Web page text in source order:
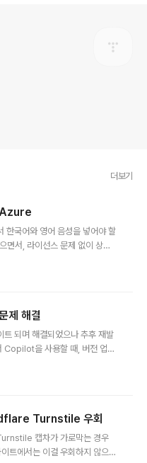
더보기
Azure
한국어와 영어 음성을 넣어야 할
면서, 라이선스 문제 없이 상업
to-Speech를 선택했다.비
러운 한국어 발음과 다양한 목
무료 사용 시 반드시 출처를 표
다는 제약이 있다. 당장 수익화
제 해결
되며 해결되었으나 추후 재발
Copilot을 사용할 때, 버전 업그
다. 자동완성 미리보기는 한글
글을 지원 하지 않는다. htt
래서 적당한 Fallb..
Turnstile 우회
캡차가 가로막는 경우
트에서는 이걸 우회하지 않으